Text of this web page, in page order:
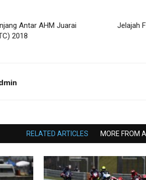
Antar AHM Juarai
2018
Jelajah
RELATED ARTICLES MORE FROM